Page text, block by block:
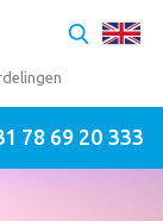
78 69 20 333